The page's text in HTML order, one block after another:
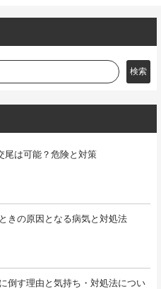
検索
尾は可能？危険と対策
きの原因となる病気と対処法
倒す理由と気持ち・対処法につい